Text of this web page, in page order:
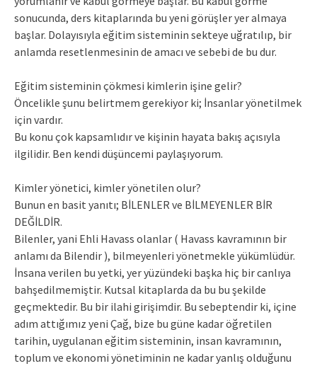
sonucunda, ders kitaplarında bu yeni görüşler yer almaya
başlar. Dolayısıyla eğitim sisteminin sekteye uğratılıp, bir
anlamda resetlenmesinin de amacı ve sebebi de bu dur.
Eğitim sisteminin çökmesi kimlerin işine gelir?
Öncelikle şunu belirtmem gerekiyor ki; İnsanlar yönetilmek
için vardır.
Bu konu çok kapsamlıdır ve kişinin hayata bakış açısıyla
ilgilidir. Ben kendi düşüncemi paylaşıyorum.
Kimler yönetici, kimler yönetilen olur?
Bunun en basit yanıtı; BİLENLER ve BİLMEYENLER BİR
DEĞİLDİR.
Bilenler, yani Ehli Havass olanlar ( Havass kavramının bir
anlamı da Bilendir ), bilmeyenleri yönetmekle yükümlüdür.
İnsana verilen bu yetki, yer yüzündeki başka hiç bir canlıya
bahşedilmemiştir. Kutsal kitaplarda da bu bu şekilde
geçmektedir. Bu bir ilahi girişimdir. Bu sebeptendir ki, içine
adım attığımız yeni Çağ, bize bu güne kadar öğretilen
tarihin, uygulanan eğitim sisteminin, insan kavramının,
toplum ve ekonomi yönetiminin ne kadar yanlış olduğunu